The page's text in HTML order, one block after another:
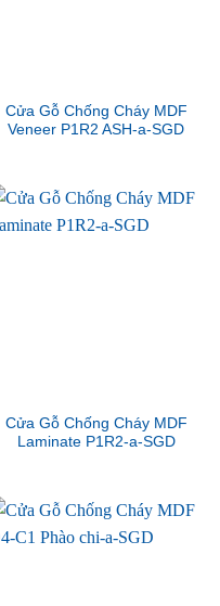
Cửa Gỗ Chống Cháy MDF
Veneer P1R2 ASH-a-SGD
Cửa Gỗ Chống Cháy MDF
Laminate P1R2-a-SGD